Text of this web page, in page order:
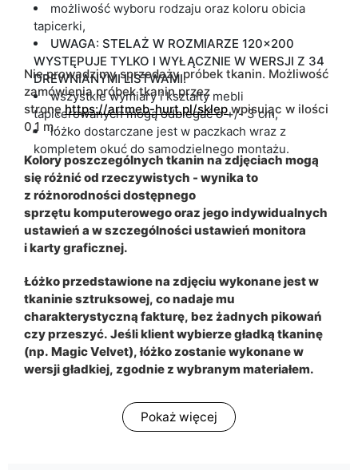
możliwość wyboru rodzaju oraz koloru obicia
tapicerki,
UWAGA: STELAŻ W ROZMIARZE 120x200
WYSTĘPUJE TYLKO I WYŁĄCZNIE W WERSJI Z 34
DREWNIANYMI LISTWAMI.
wszystkie wymiary i kształty mebli
tapicerowanych mogą odbiegać o +/- 3 cm,
łóżko dostarczane jest w paczkach wraz z
kompletem okuć do samodzielnego montażu.
Nie prowadzimy sprzedaży próbek tkanin. Możliwość
zamówienia próbek tkanin przez
stronęhttps://artmeb-hurt.pl/sklep wpisując w ilości
0,1 m.
Kolory poszczególnych tkanin na zdjęciach mogą
się różnić od rzeczywistych - wynika to
z różnorodności dostępnego
sprzętu komputerowego oraz jego indywidualnych
ustawień a w szczególności ustawień monitora
i karty graficznej.
Łóżko przedstawione na zdjęciu wykonane jest w
tkaninie sztruksowej, co nadaje mu
charakterystyczną fakturę, bez żadnych pikowań
czy przeszyć. Jeśli klient wybierze gładką tkaninę
(np. Magic Velvet), łóżko zostanie wykonane w
wersji gładkiej, zgodnie z wybranym materiałem.
Pokaż więcej